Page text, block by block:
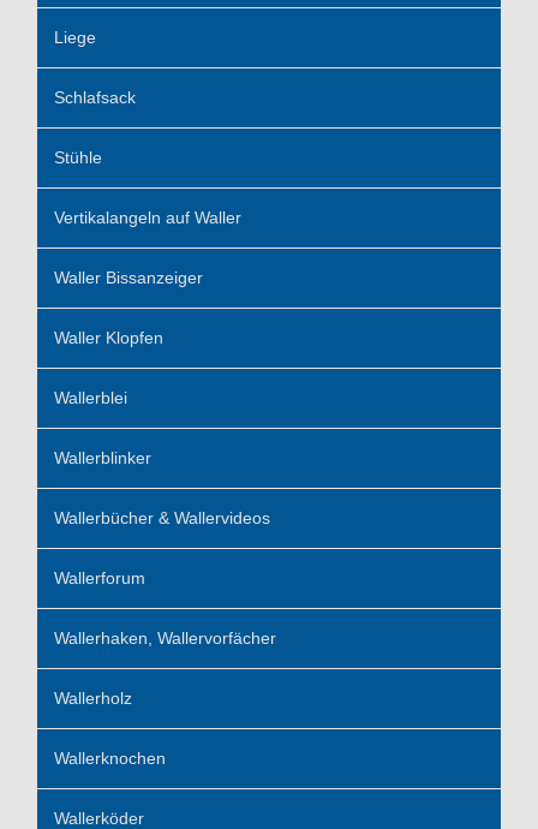
Liege
Schlafsack
Stühle
Vertikalangeln auf Waller
Waller Bissanzeiger
Waller Klopfen
Wallerblei
Wallerblinker
Wallerbücher & Wallervideos
Wallerforum
Wallerhaken, Wallervorfächer
Wallerholz
Wallerknochen
Wallerköder